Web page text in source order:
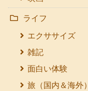
ライフ
エクササイズ
雑記
面白い体験
旅（国内＆海外）